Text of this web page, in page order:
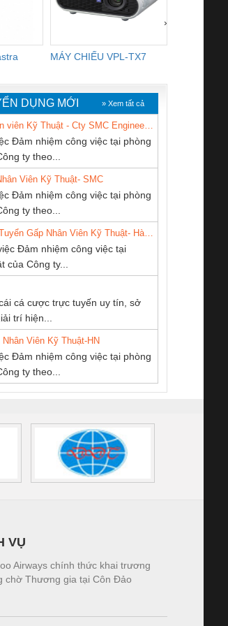
MÁY CHIẾU VPL-TX7
›
giám sát chuỗi
tấm pin
16I+
L (2433950000)
Bộ giám sát dòng
TRANSCLINIC 16I+
(2008130000)
TRANSCLINIC
BKE 1K5.4
Giá
Nẹp nhôm chống
trơn Đà Nẵng
Công Ty TNHH
Thiết Bị Điện Nam
Quốc Thịnh
CÔNG TY TNHH
DỊCH VỤ XNK
PHƯƠNG NAM
Ba Miền
TM-DV DAI DONG
DỤNG MỚI » Xem tất cả
Tuyển gấp nhân viên Kỹ Thuật - Cty SMC Engineering
Đảm nhiệm công việc tại phòng
ty theo...
Viên Kỹ Thuật- SMC
Đảm nhiệm công việc tại phòng
ty theo...
Công Ty SMC Tuyển Gấp Nhân Viên Kỹ Thuật- Hà Nội
Đảm nhiệm công việc tại
của Công ty...
cá cược trực tuyến uy tín, sở
trí hiện...
Viên Kỹ Thuật-HN
Đảm nhiệm công việc tại phòng
ty theo...
VỤ
Airways chính thức khai trương
chờ Thương gia tại Côn Đảo